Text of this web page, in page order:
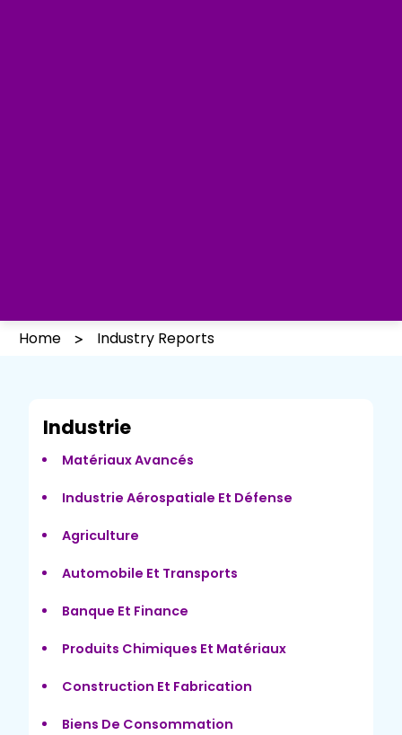
Home Industry Reports
Industrie
Matériaux Avancés
Industrie Aérospatiale Et Défense
Agriculture
Automobile Et Transports
Banque Et Finance
Produits Chimiques Et Matériaux
Construction Et Fabrication
Biens De Consommation